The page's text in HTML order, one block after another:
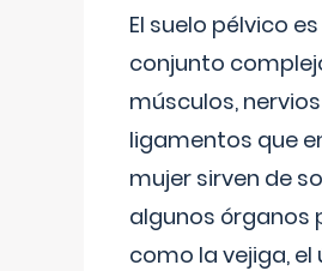
El suelo pélvico
conjunto
músculos,
ligamentos que
mujer sirven de
algunos órganos
como la vejiga, el